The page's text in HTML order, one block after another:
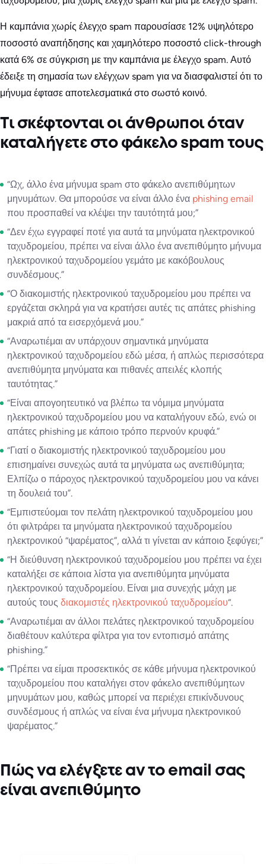
Η καμπάνια χωρίς έλεγχο spam παρουσίασε 12% υψηλότερο
ποσοστό αναπήδησης και χαμηλότερο ποσοστό click-through
κατά 6% σε σύγκριση με την καμπάνια με έλεγχο spam. Αυτό
έδειξε τη σημασία των ελέγχων spam για να διασφαλιστεί ότι το
μήνυμα έφτασε αποτελεσματικά στο σωστό κοινό.
Τι σκέφτονται οι άνθρωποι όταν
καταλήγετε στο φάκελο spam τους
“Ωχ, άλλο ένα μήνυμα spam στο φάκελο ανεπιθύμητων
μηνυμάτων. Θα μπορούσε να είναι άλλο ένα phishing email
που προσπαθεί να κλέψει την ταυτότητά μου;”
“Δεν έχω εγγραφεί ποτέ για αυτά τα μηνύματα ηλεκτρονικού
ταχυδρομείου, πρέπει να είναι άλλο ένα ανεπιθύμητο μήνυμα
ηλεκτρονικού ταχυδρομείου γεμάτο με κακόβουλους
συνδέσμους.”
“Ο διακομιστής ηλεκτρονικού ταχυδρομείου μου πρέπει να
εργάζεται σκληρά για να κρατήσει αυτές τις απάτες phishing
μακριά από τα εισερχόμενά μου.”
“Αναρωτιέμαι αν υπάρχουν σημαντικά μηνύματα
ηλεκτρονικού ταχυδρομείου εδώ μέσα, ή απλώς περισσότερα
ανεπιθύμητα μηνύματα και πιθανές απειλές κλοπής
ταυτότητας.”
“Είναι απογοητευτικό να βλέπω τα νόμιμα μηνύματα
ηλεκτρονικού ταχυδρομείου μου να καταλήγουν εδώ, ενώ οι
απάτες phishing με κάποιο τρόπο περνούν κρυφά.”
“Γιατί ο διακομιστής ηλεκτρονικού ταχυδρομείου μου
επισημαίνει συνεχώς αυτά τα μηνύματα ως ανεπιθύμητα;
Ελπίζω ο πάροχος ηλεκτρονικού ταχυδρομείου μου να κάνει
τη δουλειά του”.
“Εμπιστεύομαι τον πελάτη ηλεκτρονικού ταχυδρομείου μου
ότι φιλτράρει τα μηνύματα ηλεκτρονικού ταχυδρομείου
ηλεκτρονικού “ψαρέματος”, αλλά τι γίνεται αν κάποιο ξεφύγει;”
“Η διεύθυνση ηλεκτρονικού ταχυδρομείου μου πρέπει να έχει
καταλήξει σε κάποια λίστα για ανεπιθύμητα μηνύματα
ηλεκτρονικού ταχυδρομείου. Είναι μια συνεχής μάχη με
αυτούς τους διακομιστές ηλεκτρονικού ταχυδρομείου“.
“Αναρωτιέμαι αν άλλοι πελάτες ηλεκτρονικού ταχυδρομείου
διαθέτουν καλύτερα φίλτρα για τον εντοπισμό απάτης
phishing.”
“Πρέπει να είμαι προσεκτικός σε κάθε μήνυμα ηλεκτρονικού
ταχυδρομείου που καταλήγει στον φάκελο ανεπιθύμητων
μηνυμάτων μου, καθώς μπορεί να περιέχει επικίνδυνους
συνδέσμους ή απλώς να είναι ένα μήνυμα ηλεκτρονικού
ψαρέματος.”
Πώς να ελέγξετε αν το email σας
είναι ανεπιθύμητο